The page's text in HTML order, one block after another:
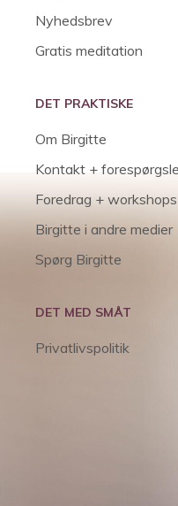
Nyhedsbrev
Gratis meditation
DET PRAKTISKE
Om Birgitte
Kontakt +
Foredrag + workshops
Birgitte i andre medier
Spørg Birgitte
DET MED SMÅT
Privatlivspolitik